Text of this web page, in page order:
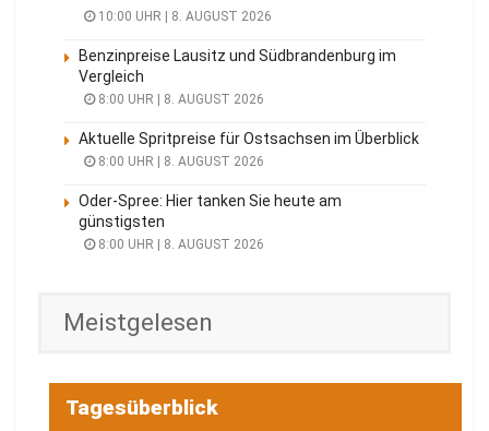
10:00 UHR | 8. AUGUST 2026
Benzinpreise Lausitz und Südbrandenburg im
Vergleich
8:00 UHR | 8. AUGUST 2026
Aktuelle Spritpreise für Ostsachsen im Überblick
8:00 UHR | 8. AUGUST 2026
Oder-Spree: Hier tanken Sie heute am
günstigsten
8:00 UHR | 8. AUGUST 2026
Meistgelesen
Tagesüberblick